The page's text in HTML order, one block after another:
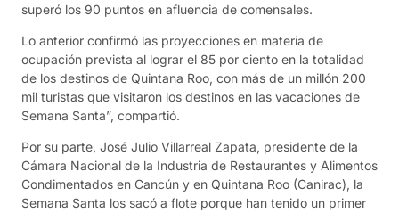
superó los 90 puntos en afluencia de comensales.
Lo anterior confirmó las proyecciones en materia de
ocupación prevista al lograr el 85 por ciento en la totalidad
de los destinos de Quintana Roo, con más de un millón 200
mil turistas que visitaron los destinos en las vacaciones de
Semana Santa”, compartió.
Por su parte, José Julio Villarreal Zapata, presidente de la
Cámara Nacional de la Industria de Restaurantes y Alimentos
Condimentados en Cancún y en Quintana Roo (Canirac), la
Semana Santa los sacó a flote porque han tenido un primer